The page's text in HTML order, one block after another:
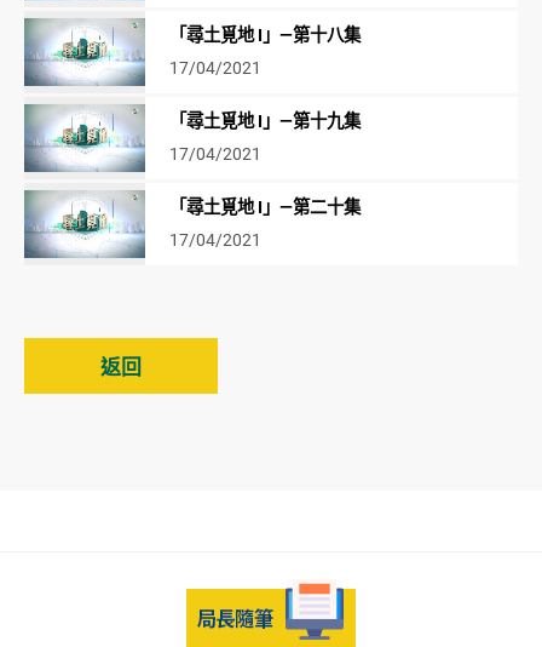
「尋土覓地 I」—第十八集
17/04/2021
「尋土覓地 I」—第十九集
17/04/2021
「尋土覓地 I」—第二十集
17/04/2021
返回